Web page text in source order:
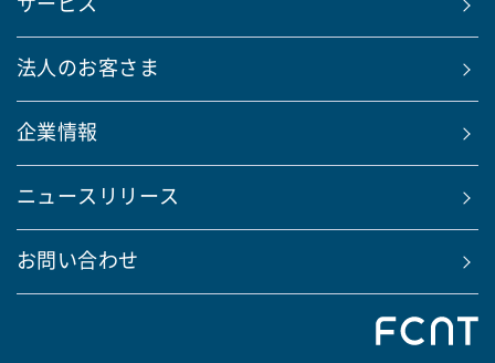
法人のお客さま
企業情報
ニュースリリース
お問い合わせ